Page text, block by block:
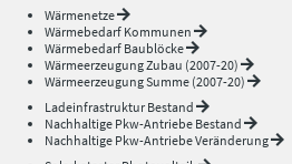
Wärmenetze
Wärmebedarf Kommunen
Wärmebedarf Baublöcke
Wärmeerzeugung Zubau (2007-20)
Wärmeerzeugung Summe (2007-20)
Ladeinfrastruktur Bestand
Nachhaltige Pkw-Antriebe Bestand
Nachhaltige Pkw-Antriebe Veränderung